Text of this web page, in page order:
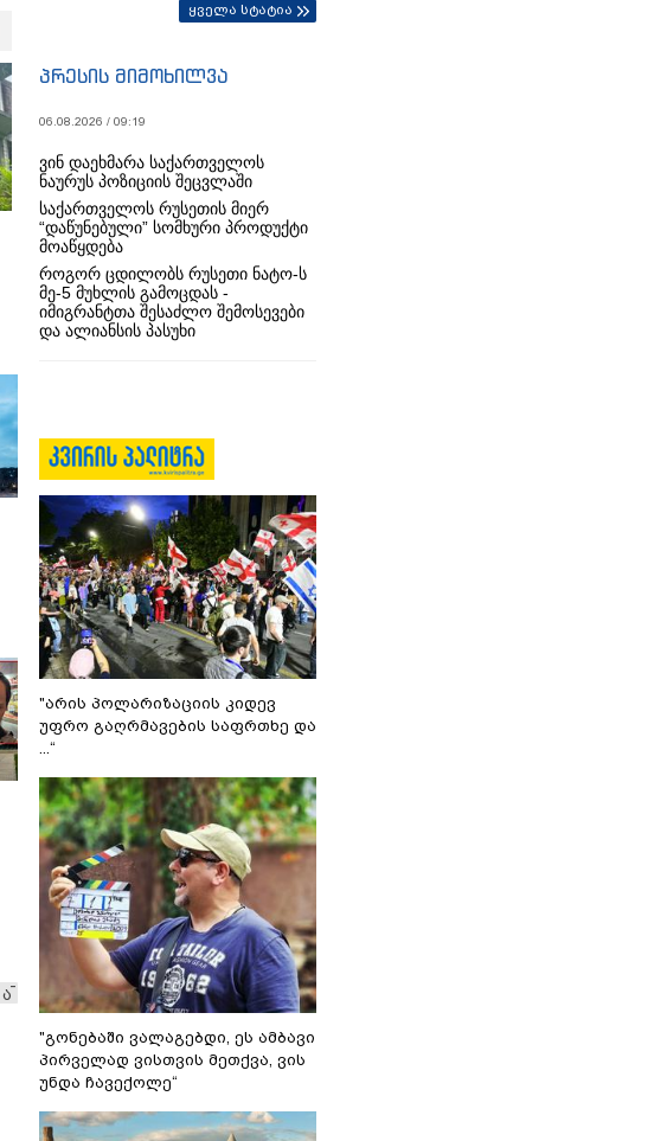
ა
ყველა სტატია
პრესის მიმოხილვა
06.08.2026 / 09:19
ვინ დაეხმარა საქართველოს
ნაურუს პოზიციის შეცვლაში
საქართველოს რუსეთის მიერ
“დაწუნებული” სომხური პროდუქტი
მოაწყდება
როგორ ცდილობს რუსეთი ნატო-ს
მე-5 მუხლის გამოცდას -
იმიგრანტთა შესაძლო შემოსევები
და ალიანსის პასუხი
"არის პოლარიზაციის კიდევ
უფრო გაღრმავების საფრთხე და
...“
"გონებაში ვალაგებდი, ეს ამბავი
პირველად ვისთვის მეთქვა, ვის
უნდა ჩავექოლე“